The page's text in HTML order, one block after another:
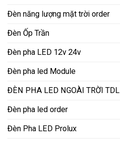
Đèn năng lượng mặt trời order
Đèn Ốp Trần
Đèn pha LED 12v 24v
Đèn pha led Module
ĐÈN PHA LED NGOÀI TRỜI TDL
Đèn pha led order
Đèn Pha LED Prolux